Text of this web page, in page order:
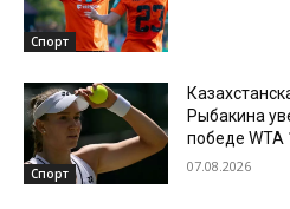
Спорт
Спорт
Рыбакина
победе WTA
07.08.2026